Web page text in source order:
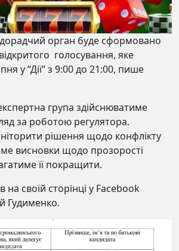
орган буде сформовано
голосування, яке
у “Дії” з 9:00 до 21:00, пише
група здійснюватиме
за роботою регулятора.
рішення щодо конфлікту
висновки щодо прозорості
її покращити.
на своїй сторінці у Facebook
Гудименко.